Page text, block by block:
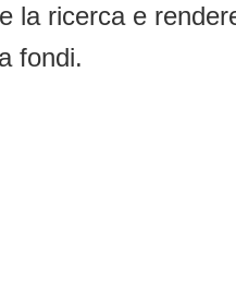
la ricerca e
fondi.